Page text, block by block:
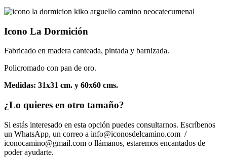
Icono La Dormición
Fabricado en madera canteada, pintada y barnizada.
Policromado con pan de oro.
Medidas: 31x31 cm. y 60x60 cms.
¿Lo quieres en otro tamaño?
Si estás interesado en esta opción puedes consultarnos. Escríbenos
un WhatsApp, un correo a info@iconosdelcamino.com /
iconocamino@gmail.com o llámanos, estaremos encantados de
poder ayudarte.